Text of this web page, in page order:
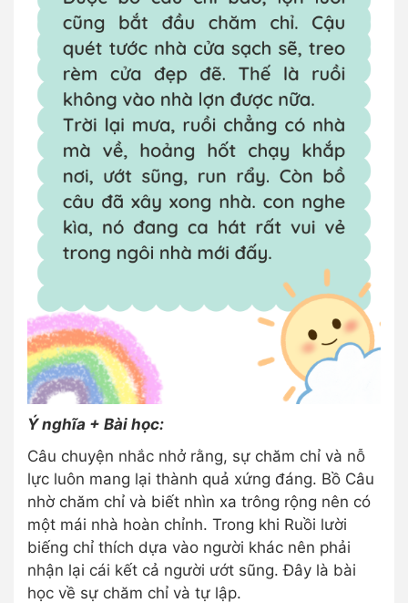
Ý nghĩa + Bài học:
Câu chuyện nhắc nhở rằng, sự chăm chỉ và nỗ
lực luôn mang lại thành quả xứng đáng. Bồ Câu
nhờ chăm chỉ và biết nhìn xa trông rộng nên có
một mái nhà hoàn chỉnh. Trong khi Ruồi lười
biếng chỉ thích dựa vào người khác nên phải
nhận lại cái kết cả người ướt sũng. Đây là bài
học về sự chăm chỉ và tự lập.